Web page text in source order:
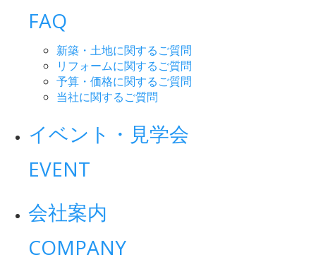
FAQ
新築・土地に関するご質問
リフォームに関するご質問
予算・価格に関するご質問
当社に関するご質問
イベント・見学会
EVENT
会社案内
COMPANY